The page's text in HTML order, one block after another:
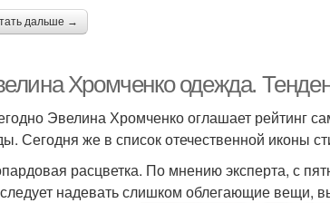
дальше →
Хромченко одежда.
Эвелина Хромченко оглашает рейтинг
Сегодня же в список отечественной иконы
расцветка. По мнению эксперта, с
надевать слишком облегающие вещи,